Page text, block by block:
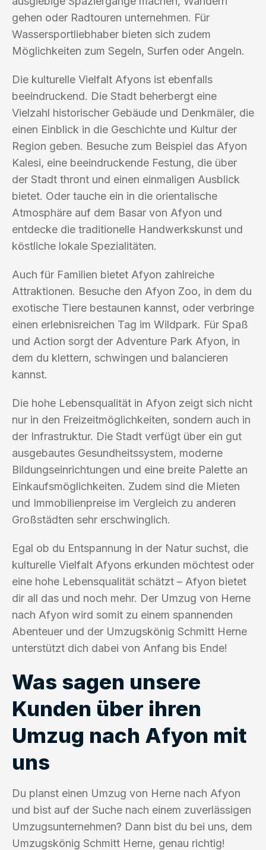
gehen oder Radtouren unternehmen. Für
Wassersportliebhaber bieten sich zudem
Möglichkeiten zum Segeln, Surfen oder Angeln.
Die kulturelle Vielfalt Afyons ist ebenfalls
beeindruckend. Die Stadt beherbergt eine
Vielzahl historischer Gebäude und Denkmäler, die
einen Einblick in die Geschichte und Kultur der
Region geben. Besuche zum Beispiel das Afyon
Kalesi, eine beeindruckende Festung, die über
der Stadt thront und einen einmaligen Ausblick
bietet. Oder tauche ein in die orientalische
Atmosphäre auf dem Basar von Afyon und
entdecke die traditionelle Handwerkskunst und
köstliche lokale Spezialitäten.
Auch für Familien bietet Afyon zahlreiche
Attraktionen. Besuche den Afyon Zoo, in dem du
exotische Tiere bestaunen kannst, oder verbringe
einen erlebnisreichen Tag im Wildpark. Für Spaß
und Action sorgt der Adventure Park Afyon, in
dem du klettern, schwingen und balancieren
kannst.
Die hohe Lebensqualität in Afyon zeigt sich nicht
nur in den Freizeitmöglichkeiten, sondern auch in
der Infrastruktur. Die Stadt verfügt über ein gut
ausgebautes Gesundheitssystem, moderne
Bildungseinrichtungen und eine breite Palette an
Einkaufsmöglichkeiten. Zudem sind die Mieten
und Immobilienpreise im Vergleich zu anderen
Großstädten sehr erschwinglich.
Egal ob du Entspannung in der Natur suchst, die
kulturelle Vielfalt Afyons erkunden möchtest oder
eine hohe Lebensqualität schätzt – Afyon bietet
dir all das und noch mehr. Der Umzug von Herne
nach Afyon wird somit zu einem spannenden
Abenteuer und der Umzugskönig Schmitt Herne
unterstützt dich dabei von Anfang bis Ende!
Was sagen unsere
Kunden über ihren
Umzug nach Afyon mit
uns
Du planst einen Umzug von Herne nach Afyon
und bist auf der Suche nach einem zuverlässigen
Umzugsunternehmen? Dann bist du bei uns, dem
Umzugskönig Schmitt Herne, genau richtig!